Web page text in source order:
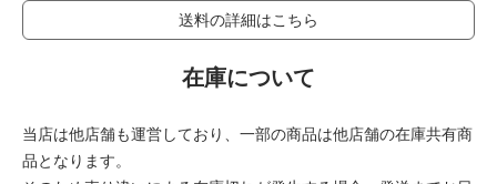
送料の詳細はこちら
在庫について
当店は他店舗も運営しており、一部の商品は他店舗の在庫共有商
品となります。